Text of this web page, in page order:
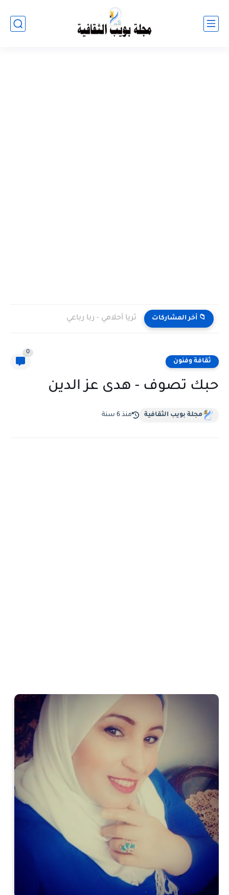
📁 أخر المشاركات ثريا أحلامي - ربا رباعي
ثقافة وفنون
0
حبك تصوف - هدى عز الدين
مجلة بويب الثقافية منذ 6 سنة